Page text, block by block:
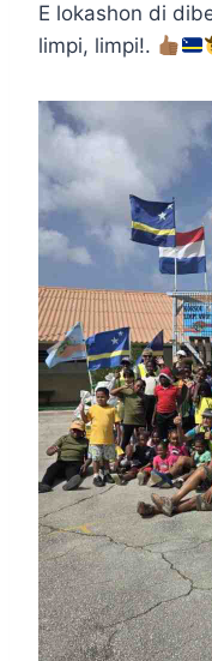
E lokashon di
limpi, limpi!.